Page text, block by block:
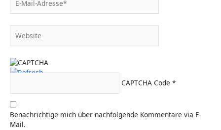
Mail-
Adresse*
CAPTCHA Code *
Benachrichtige mich über nachfolgende Kommentare via E-
Mail.